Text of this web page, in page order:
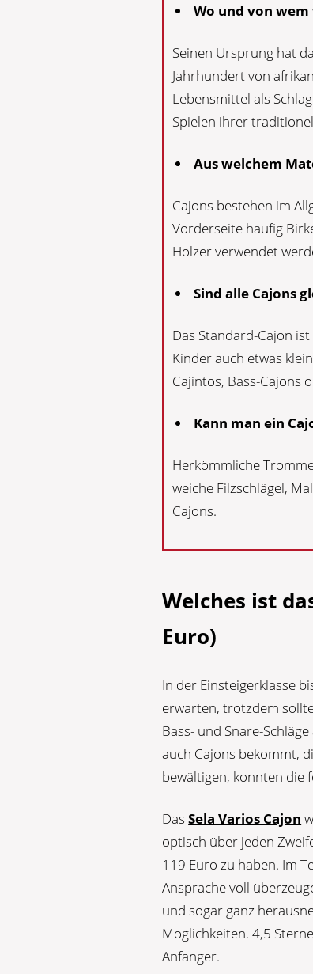
Wo und von
Seinen Ursprung hat
Jahrhundert von
Lebensmittel als
Spielen ihrer
Aus welchem
Cajons bestehen im
Vorderseite häufig
Hölzer verwendet
Sind alle Cajons
Das Standard-Cajon
Kinder auch etwas
Cajintos, Bass-Cajons
Kann man ein
Herkömmliche
weiche Filzschlägel,
Cajons.
Welches ist
Euro)
In der Einsteigerklasse
erwarten, trotzdem
Bass- und Snare-
auch Cajons bekommt,
bewältigen, konnten die
DasSela Varios Cajon
optisch über jeden
119 Euro zu haben. Im
Ansprache voll
und sogar ganz
Möglichkeiten. 4,5
Anfänger.